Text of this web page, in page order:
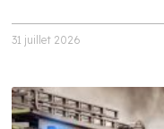
31 juillet 2026